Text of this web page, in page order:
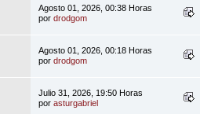
Agosto 01, 2026, 00:38 Horas
pordrodgom
Agosto 01, 2026, 00:18 Horas
pordrodgom
Julio 31, 2026, 19:50 Horas
porasturgabriel